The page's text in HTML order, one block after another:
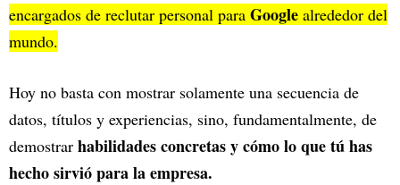
encargados de reclutar personal para Google alrededor del
mundo.
Hoy no basta con mostrar solamente una secuencia de
datos, títulos y experiencias, sino, fundamentalmente, de
demostrar habilidades concretas y cómo lo que tú has
hecho sirvió para la empresa.